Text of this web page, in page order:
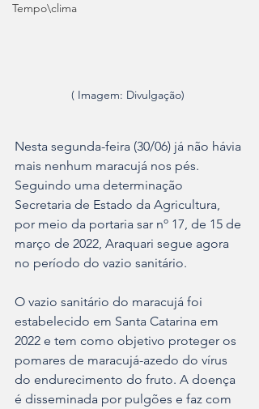
Tempo\clima
( Imagem: Divulgação)
Nesta segunda-feira (30/06) já não hávia
mais nenhum maracujá nos pés.
Seguindo uma determinação
Secretaria de Estado da Agricultura,
por meio da portaria sar nº 17, de 15 de
março de 2022, Araquari segue agora
no período do vazio sanitário.
O vazio sanitário do maracujá foi
estabelecido em Santa Catarina em
2022 e tem como objetivo proteger os
pomares de maracujá-azedo do vírus
do endurecimento do fruto. A doença
é disseminada por pulgões e faz com